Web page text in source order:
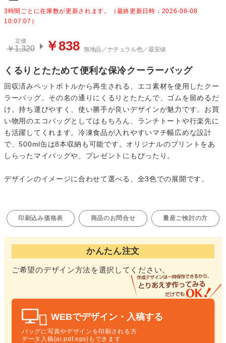
かんたん注文
ご希望のデザイン方法を選択してください。
WEBでデザイン・入稿する
バッグに写真やデザインを印刷される方
データ入稿(ai.pdf.eps)もできます
3時間ごとに在庫数が更新されます。（最終更新日時：2026-08-08
10:07:07）
定価
￥1,320 ￥838 無地品／ナチュラル色／最安値
印刷込み価格表 商品のお問合せ 量産ご検討の方
くるりとたためて便利な保冷クーラーバッグ
回収済みペットボトルから再生される、エコ素材を使用したクー
ラーバッグ。その名の通りにくるりとたたんで、ゴムを留めるだ
け。持ち運びやすく、使い勝手が良いデザインが魅力です。お買
い物用のエコバッグとしてはもちろん、ランチトートや行楽先に
も活躍してくれます。冷凍食品が入れやすいマチ幅広めな設計
で、500ml缶は8本収納も可能です。オリジナルのプリントをあ
しらったマイバッグや、プレゼントにもぴったり。
デザインのイメージに合わせて選べる、全3色での展開です。